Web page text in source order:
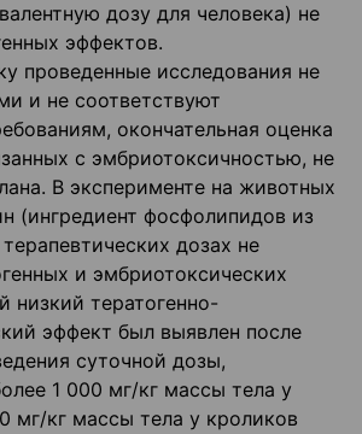
дозу для человека) не
эффектов.
проведенные исследования не
и не соответствуют
окончательная оценка
с эмбриотоксичностью, не
В эксперименте на животных
(ингредиент фосфолипидов из
дозах не
и эмбриотоксических
низкий тератогенно-
эффект был выявлен после
суточной дозы,
1 000 мг/кг массы тела у
мг/кг массы тела у кроликов